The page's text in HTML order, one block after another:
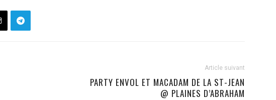
Article suivant
PARTY ENVOL ET MACADAM DE LA ST-JEAN
@ PLAINES D’ABRAHAM